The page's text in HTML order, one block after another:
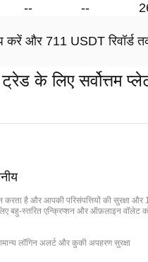
-- --
करें और 711 USDT रिवॉर्ड
के लिए सर्वोत्तम
करता है और आपकी परिसंपत्तियों की सुरक्षा
बहु-स्तरित एन्क्रिप्शन और ऑफ़लाइन वॉलेट
लॉगिन अलर्ट और कुकी अपहरण सुरक्षा